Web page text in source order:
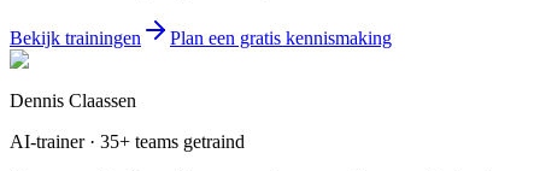
Bekijk trainingen Plan een gratis kennismaking
Dennis Claassen
AI-trainer · 35+ teams getraind